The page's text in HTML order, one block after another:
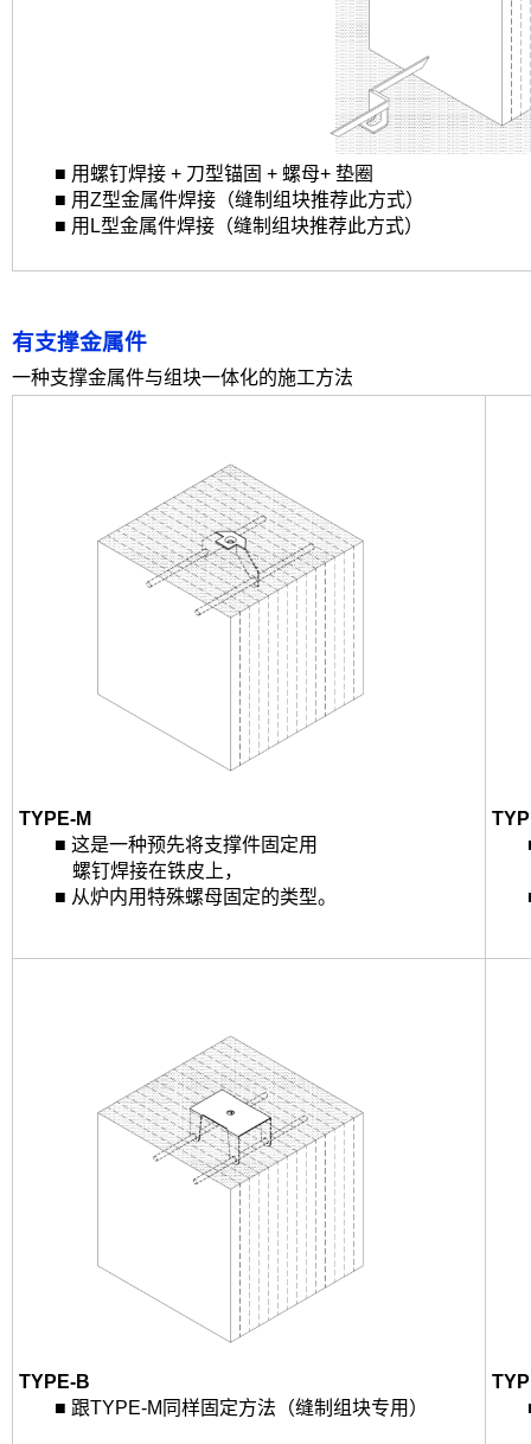
ㅤㅤ■ 用螺钉焊接 + 刀型锚固 + 螺母+ 垫圈
ㅤㅤ■ 用Z型金属件焊接（缝制组块推荐此方式）
ㅤㅤ■ 用L型金属件焊接（缝制组块推荐此方式）
有支撑金属件
一种支撑金属件与组块一体化的施工方法
TYPE-M
ㅤㅤ■ 这是一种预先将支撑件固定用
螺钉焊接在铁皮上，
ㅤㅤ■ 从炉内用特殊螺母固定的类型。
ㅤ
ㅤ
TYPE-B
ㅤㅤ■ 跟TYPE-M同样固定方法（缝制组块专用）
ㅤ